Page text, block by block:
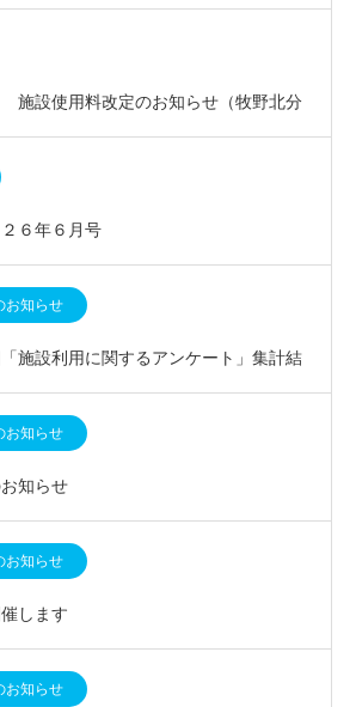
施設使用料改定のお知らせ（牧野北分
６年６月号
お知らせ
施設利用に関するアンケート」集計結
お知らせ
知らせ
お知らせ
します
お知らせ